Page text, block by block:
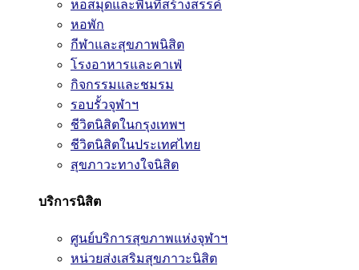
หอสมุดและพื้นที่สร้างสรรค์
หอพัก
กีฬาและสุขภาพนิสิต
โรงอาหารและคาเฟ่
กิจกรรมและชมรม
รอบรั้วจุฬาฯ
ชีวิตนิสิตในกรุงเทพฯ
ชีวิตนิสิตในประเทศไทย
สุขภาวะทางใจนิสิต
บริการนิสิต
ศูนย์บริการสุขภาพแห่งจุฬาฯ
หน่วยส่งเสริมสุขภาวะนิสิต